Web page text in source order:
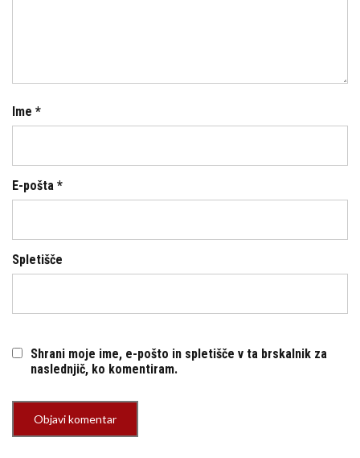
Ime *
E-pošta *
Spletišče
Shrani moje ime, e-pošto in spletišče v ta brskalnik za
naslednjič, ko komentiram.